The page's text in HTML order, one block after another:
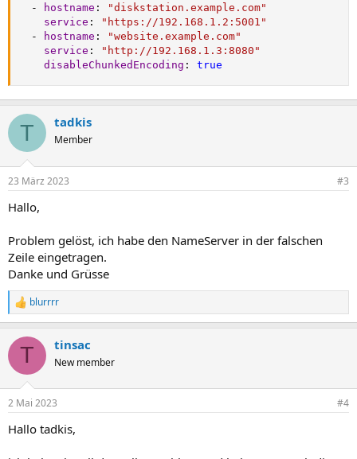
-
hostname :
"diskstation.example.com"
service :
"https://192.168.1.2:5001"
-
hostname :
"website.example.com"
service :
"http://192.168.1.3:8080"
disableChunkedEncoding : true
T tadkis
Member
23 März 2023 #3
Hallo,
Problem gelöst, ich habe den NameServer in der falschen
Zeile eingetragen.
Danke und Grüsse
R
e
k
i
e
:
blurrrr
T tinsac
New member
2 Mai 2023 #4
Hallo tadkis,